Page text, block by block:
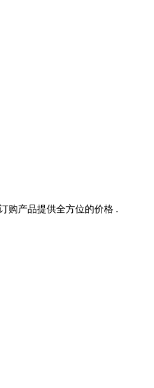
购产品提供全方位的价格 .